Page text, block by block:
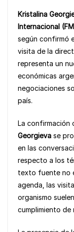
c
e
b
o
o
at
s
A
p
p
Kristalina
Internacional
según confirmó
visita de la
representa un
económicas
negociaciones
país.
La confirmación
Georgieva se
en las
respecto a los
texto fuente no
agenda, las
organismo
cumplimiento de